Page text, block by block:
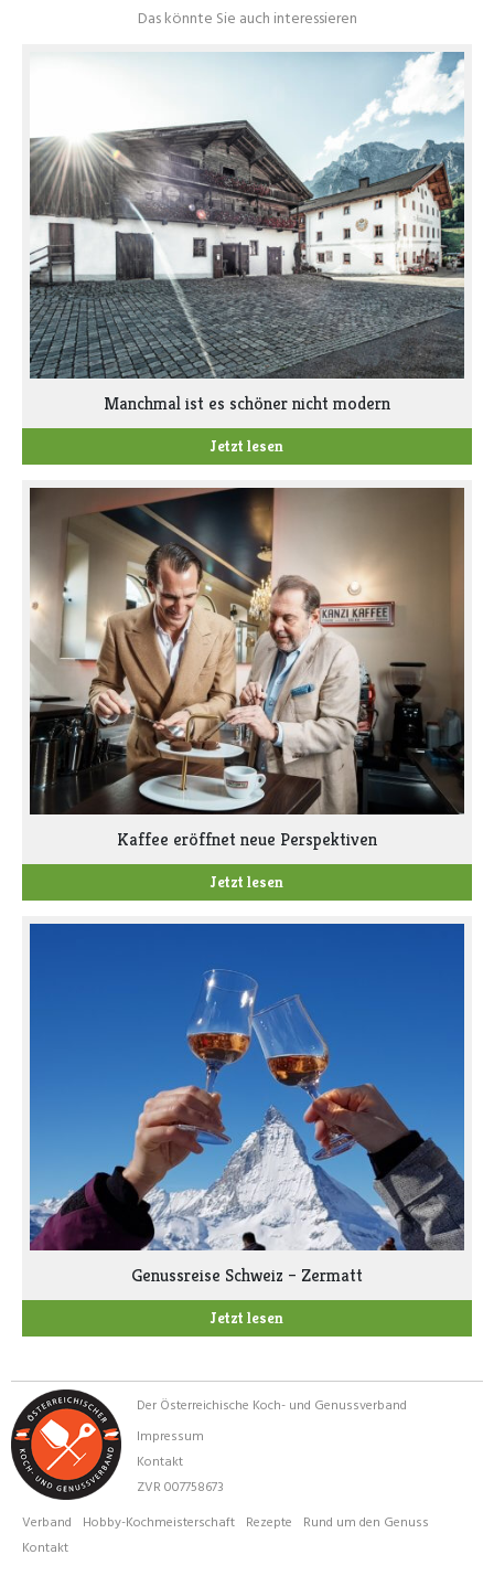
Das könnte Sie auch interessieren
Manchmal ist es schöner nicht modern
Jetzt lesen
Kaffee eröffnet neue Perspektiven
Jetzt lesen
Genussreise Schweiz – Zermatt
Jetzt lesen
Der Österreichische Koch- und Genussverband
Impressum
Kontakt
ZVR 007758673
Verband
Hobby-Kochmeisterschaft Rezepte
Rund um den Genuss
Kontakt